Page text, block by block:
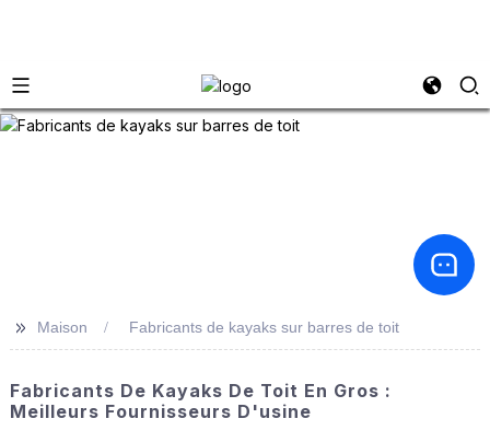
>> Maison Fabricants de kayaks sur barres de toit
Fabricants De Kayaks De Toit En Gros :
Meilleurs Fournisseurs D'usine